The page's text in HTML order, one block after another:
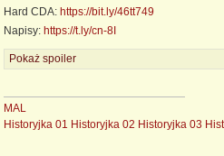
Hard CDA: https://bit.ly/46tt749
Napisy: https://t.ly/cn-8I
Pokaż spoiler
MAL
Historyjka 01 Historyjka 02 Historyjka 03